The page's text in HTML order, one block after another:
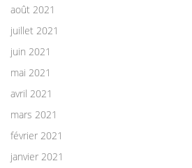
août 2021
juillet 2021
juin 2021
mai 2021
avril 2021
mars 2021
février 2021
janvier 2021